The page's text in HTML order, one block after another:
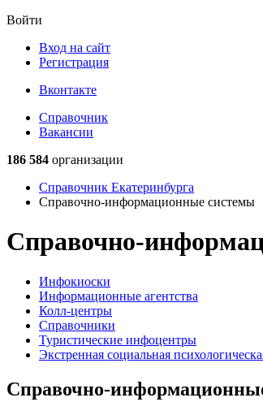
Войти
Вход на сайт
Регистрация
Вконтакте
Справочник
Вакансии
186 584 организации
Справочник Екатеринбурга
Справочно-информационные системы
Справочно-
Инфокиоски
Информационные агентства
Колл-центры
Справочники
Туристические инфоцентры
Экстренная социальная
Справочно-